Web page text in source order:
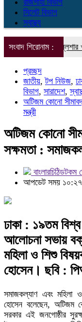
রাজশাহী বিভাগ
সিলেট বিভাগ
স্বাস্থ্য
সংবাদ শিরোনাম :
নিজের চল্লিশার খাবার
প্রচ্ছদ
জাতীয়,টপ নিউজ,
বিভাগ, সারাদেশ,
অটিজম কোনো
মন্ত্রী
অটিজম কোনো
সক্ষমতা :
আপডেট সময়
ঢাকা : ১৯তম
আলোচনা সভায়
মহিলা ও শিশু
হোসেন। ছবি :
সমাজকল্যাণ এবং মহিলা
হোসেন বলেছেন, অটিজম
সরকার এই জনগোষ্ঠীর